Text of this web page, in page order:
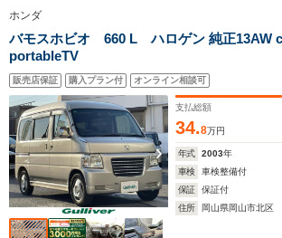
ホンダ
バモスホビオ 660 L ハロゲン 純正13AW
portableTV
販売店保証 購入プラン付 オンライン相談可
支払総額
34.8万円
年式 2003年
車検
車検整備付
保証
保証付
住所
岡山県岡山市北区